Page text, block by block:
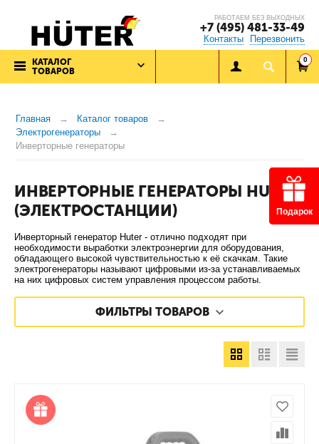
Подарок
РАБОТАЕМ БЕЗ ВЫХОДНЫХ
+7 (495) 481-33-49
Контакты Перезвонить
КАТАЛОГ
ТОВАРОВ
0
Главная
Каталог товаров
Электрогенераторы
Инверторные генераторы
ИНВЕРТОРНЫЕ ГЕНЕРАТОРЫ HUTER
(ЭЛЕКТРОСТАНЦИИ)
Инверторный генератор Huter - отлично подходят при
необходимости выработки электроэнергии для оборудования,
обладающего высокой чувствительностью к её скачкам. Такие
электрогенераторы называют цифровыми из-за устанавливаемых
на них цифровых систем управления процессом работы.
ФИЛЬТРЫ ТОВАРОВ